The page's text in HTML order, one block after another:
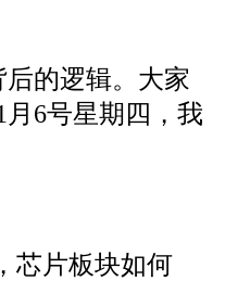
的逻辑。大家
月6号星期四，我
芯片板块如何